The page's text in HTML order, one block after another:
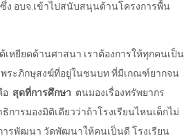
ซึ่ง อบจ.เข้าไปสนับสนุนด้านโครงการพื้น
เหยียดด้านศาสนา เราต้องการให้ทุกคนเป็น
ระภิกษุสงฆ์ที่อยู่ในชนบท ที่มีเกณฑ์ยากจน
อ สุดที่การศึกษา ตนมองเรื่องทรัพยากร
ารมองมิติเดียวว่าถ้าโรงเรียนไหนเด็กไม่
ารพัฒนา วัดพัฒนาให้คนเป็นดี โรงเรียน